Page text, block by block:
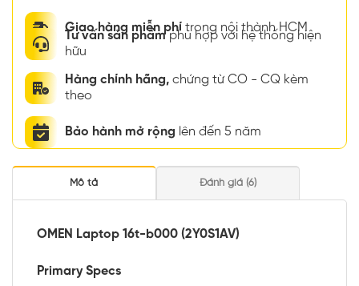
Giao hàng miễn phí trong nội thành HCM
Tư vấn sản phẩmphù hợp với hệ thống hiện
hữu
Hàng chính hãng, chứng từ CO - CQ kèm
theo
Bảo hành mở rộng lên đến 5 năm
Mô tả Đánh giá (6)
OMEN Laptop 16t-b000 (2Y0S1AV)
Primary Specs